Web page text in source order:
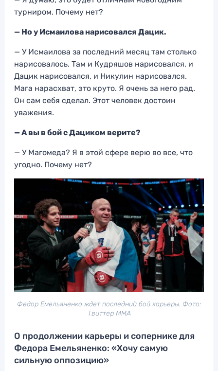
турниром. Почему нет?
— Но у Исмаилова нарисовался Дацик.
— У Исмаилова за последний месяц там столько
нарисовалось. Там и Кудряшов нарисовался, и
Дацик нарисовался, и Никулин нарисовался.
Мага нарасхват, это круто. Я очень за него рад.
Он сам себя сделал. Этот человек достоин
уважения.
— А вы в бой с Дациком верите?
— У Магомеда? Я в этой сфере верю во все, что
угодно. Почему нет?
Федор Емельяненко ждет последний бой карьеры. Фото:
Твиттер ММА
О продолжении карьеры и сопернике для
Федора Емельяненко: «Хочу самую
сильную оппозицию»